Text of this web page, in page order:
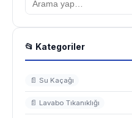
📂 Kategoriler
📄 Su Kaçağı
📄 Lavabo Tıkanıklığı